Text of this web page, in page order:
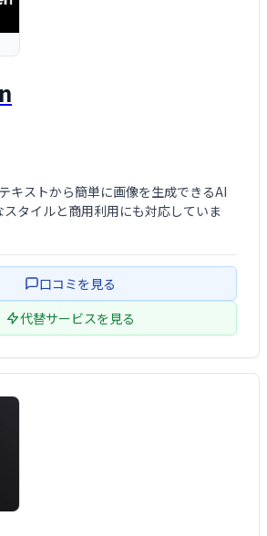
キストから簡単に画像を生成できるAI
タイルと商用利用にも対応していま
口コミを見る
代替サービスを見る